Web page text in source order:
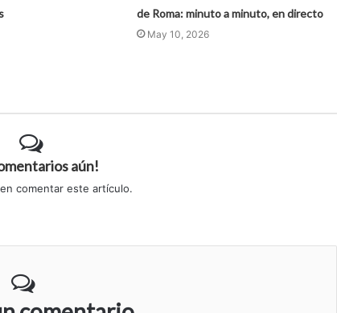
de Roma: minuto a minuto, en directo
May 10, 2026
aún!
comentar este artículo.